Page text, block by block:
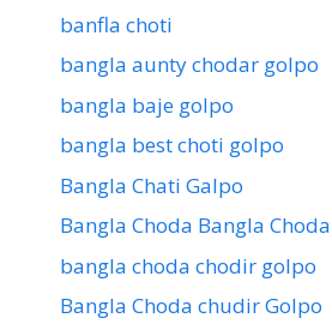
banfla choti
bangla aunty chodar golpo
bangla baje golpo
bangla best choti golpo
Bangla Chati Galpo
Bangla Choda Bangla Choda
bangla choda chodir golpo
Bangla Choda chudir Golpo